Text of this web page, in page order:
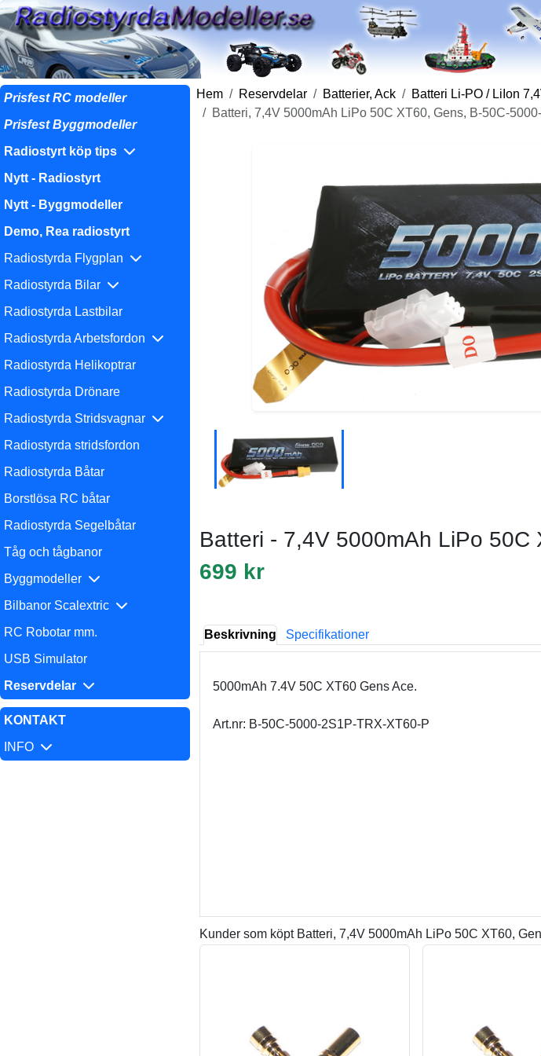
Prisfest RC modeller
Prisfest Byggmodeller
Radiostyrt köp tips
Nytt - Radiostyrt
Nytt - Byggmodeller
Demo, Rea radiostyrt
Radiostyrda Flygplan
Radiostyrda Bilar
Radiostyrda Lastbilar
Radiostyrda Arbetsfordon
Radiostyrda Helikoptrar
Radiostyrda Drönare
Radiostyrda Stridsvagnar
Radiostyrda stridsfordon
Radiostyrda Båtar
Borstlösa RC båtar
Radiostyrda Segelbåtar
Tåg och tågbanor
Byggmodeller
Bilbanor Scalextric
RC Robotar mm.
USB Simulator
Reservdelar
KONTAKT
INFO
Hem Reservdelar Batterier, Ack
Batteri Li-PO / LiIon
Batteri, 7,4V 5000mAh LiPo 50C XT60, Gens, B-50C-
Batteri - 7,4V 5000mAh LiPo 50C
699 kr
Beskrivning Specifikationer
5000mAh 7.4V 50C XT60 Gens Ace.
Art.nr: B-50C-5000-2S1P-TRX-XT60-P
Kunder som köpt Batteri, 7,4V 5000mAh LiPo 50C XT60,